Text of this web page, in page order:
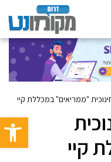
פתח
"ממריאים" במכללת קיי
קיי